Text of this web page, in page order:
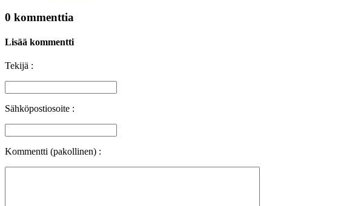
0 kommenttia
Lisää kommentti
Tekijä :
Sähköpostiosoite :
Kommentti (pakollinen) :